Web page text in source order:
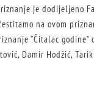
je dodijeljeno
na ovom
”Čitalac
Damir Hodžić,